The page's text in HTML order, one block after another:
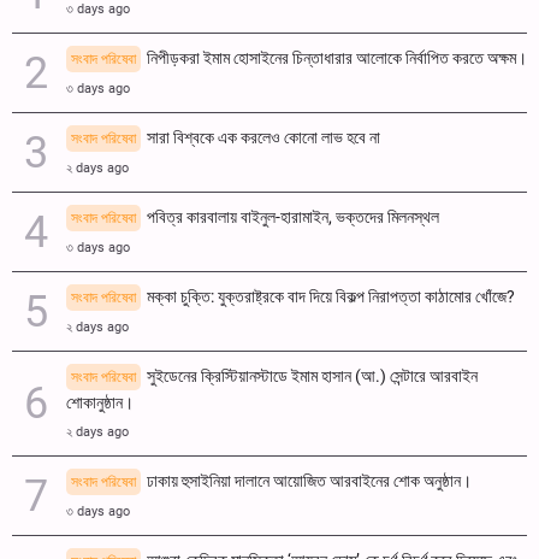
৩ days ago
সংবাদ পরিষেবা নিপীড়করা ইমাম হোসাইনের চিন্তাধারার আলোকে নির্বাপিত করতে অক্ষম।
৩ days ago
সংবাদ পরিষেবা সারা বিশ্বকে এক করলেও কোনো লাভ হবে না
২ days ago
সংবাদ পরিষেবা পবিত্র কারবালায় বাইনুল-হারামাইন, ভক্তদের মিলনস্থল
৩ days ago
সংবাদ পরিষেবা মক্কা চুক্তি: যুক্তরাষ্ট্রকে বাদ দিয়ে বিকল্প নিরাপত্তা কাঠামোর খোঁজে?
২ days ago
সংবাদ পরিষেবা
সুইডেনের ক্রিস্টিয়ানস্টাডে ইমাম হাসান (আ.) সেন্টারে আরবাইন
শোকানুষ্ঠান।
২ days ago
সংবাদ পরিষেবা ঢাকায় হুসাইনিয়া দালানে আয়োজিত আরবাইনের শোক অনুষ্ঠান।
৩ days ago